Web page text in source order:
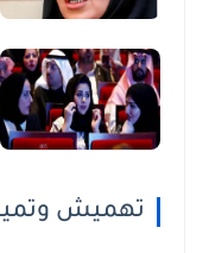
تهميش